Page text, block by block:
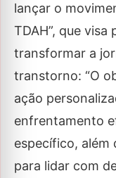
lançar o
TDAH”, que
transformar a
transtorno: “O
ação
enfrentamento
específico, além
para lidar com